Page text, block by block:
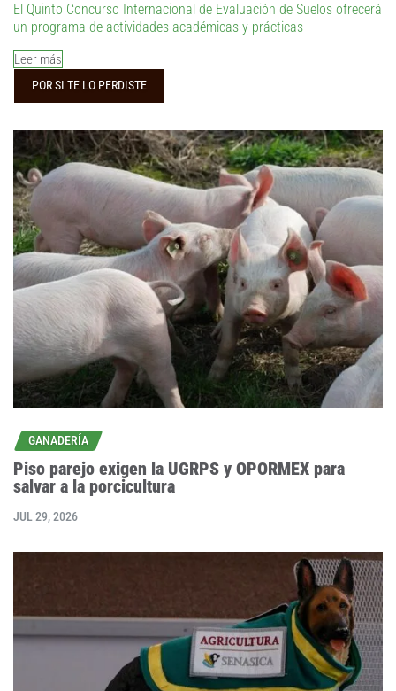
El Quinto Concurso Internacional de Evaluación de Suelos ofrecerá
un programa de actividades académicas y prácticas
Leer más
POR SI TE LO PERDISTE
GANADERÍA
Piso parejo exigen la UGRPS y OPORMEX para
salvar a la porcicultura
JUL 29, 2026